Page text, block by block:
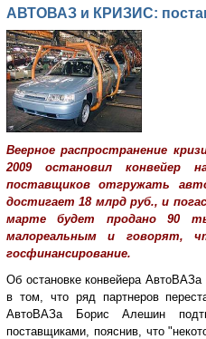
АВТОВАЗ и КРИЗИС:
Веерное распространение
2009 остановил конвейер
поставщиков отгружать
достигает 18 млрд руб., и
марте будет продано 90
малореальным и говорят,
госфинансирование.
Об остановке конвейера
в том, что ряд партнеров
АвтоВАЗа Борис Алешин
поставщиками, пояснив, что